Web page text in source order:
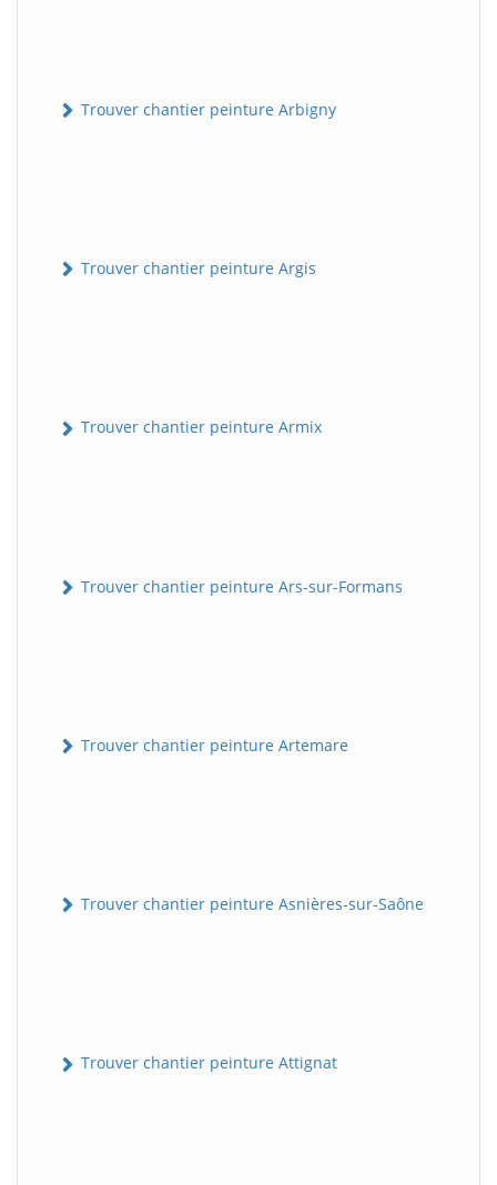
Trouver chantier peinture Arbigny
Trouver chantier peinture Argis
Trouver chantier peinture Armix
Trouver chantier peinture Ars-sur-Formans
Trouver chantier peinture Artemare
Trouver chantier peinture Asnières-sur-Saône
Trouver chantier peinture Attignat